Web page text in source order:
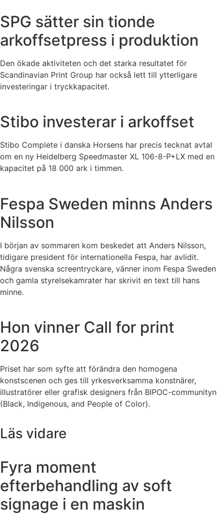
SPG sätter sin tionde
arkoffsetpress i produktion
Den ökade aktiviteten och det starka resultatet för
Scandinavian Print Group har också lett till ytterligare
investeringar i tryckkapacitet.
Stibo investerar i arkoffset
Stibo Complete i danska Horsens har precis tecknat avtal
om en ny Heidelberg Speedmaster XL 106-8-P+LX med en
kapacitet på 18 000 ark i timmen.
Fespa Sweden minns Anders
Nilsson
I början av sommaren kom beskedet att Anders Nilsson,
tidigare president för internationella Fespa, har avlidit.
Några svenska screentryckare, vänner inom Fespa Sweden
och gamla styrelsekamrater har skrivit en text till hans
minne.
Hon vinner Call for print
2026
Priset har som syfte att förändra den homogena
konstscenen och ges till yrkesverksamma konstnärer,
illustratörer eller grafisk designers från BIPOC-communityn
(Black, Indigenous, and People of Color).
Läs vidare
Fyra moment
efterbehandling av soft
signage i en maskin